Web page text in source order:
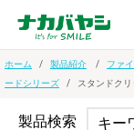
ホーム 製品紹介 ファ
ードシリーズ
スタンドク
製品検索